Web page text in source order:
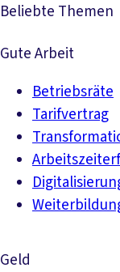
Beliebte Themen
Gute Arbeit
Betriebsräte
Tarifvertrag
Geld